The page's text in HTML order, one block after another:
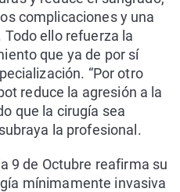
complicaciones y una
ello refuerza la
que ya de por sí
“Por otro
reduce la agresión a la
que la cirugía sea
la profesional.
9 de Octubre reafirma su
mínimamente invasiva